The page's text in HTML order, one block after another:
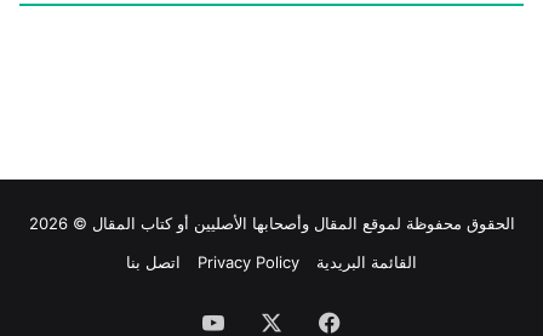
الحقوق محفوظة لموقع المقال وأصحابها الأصليين أو كتاب المقال © 2026
القائمة البريدية
Privacy Policy اتصل بنا
فيسبوك ‫YouTube